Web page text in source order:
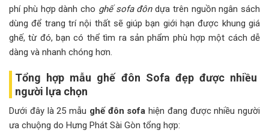
phí phù hợp dành cho ghế sofa đôn dựa trên nguồn ngân sách
dùng để trang trí nội thất sẽ giúp bạn giới hạn được khung giá
ghế, từ đó, bạn có thể tìm ra sản phẩm phù hợp một cách dễ
dàng và nhanh chóng hơn.
Tổng hợp mẫu ghế đôn Sofa đẹp được nhiều
người lựa chọn
Dưới đây là 25 mẫu ghế đôn sofa hiện đang được nhiều người
ưa chuộng do Hưng Phát Sài Gòn tổng hợp: